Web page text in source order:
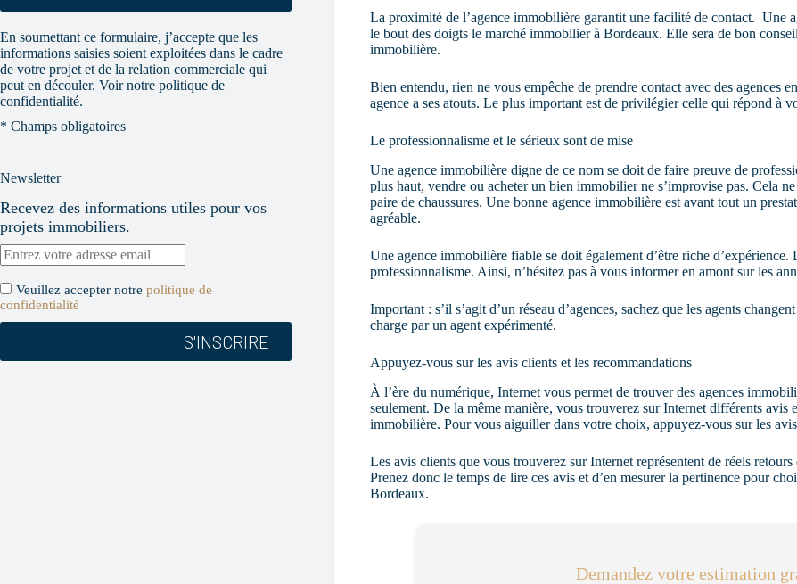
La proximité de l’agence immobilière garantit une facilité de contact. Une
le bout des doigts le marché immobilier à Bordeaux. Elle sera de bon
immobilière.
Bien entendu, rien ne vous empêche de prendre contact avec des agences
agence a ses atouts. Le plus important est de privilégier celle qui répond à
Le professionnalisme et le sérieux sont de mise
Une agence immobilière digne de ce nom se doit de faire preuve de
plus haut, vendre ou acheter un bien immobilier ne s’improvise pas. Cela
paire de chaussures. Une bonne agence immobilière est avant tout un
agréable.
Une agence immobilière fiable se doit également d’être riche d’expérience.
professionnalisme. Ainsi, n’hésitez pas à vous informer en amont sur les
Important : s’il s’agit d’un réseau d’agences, sachez que les agents
charge par un agent expérimenté.
Appuyez-vous sur les avis clients et les recommandations
À l’ère du numérique, Internet vous permet de trouver des agences
seulement. De la même manière, vous trouverez sur Internet différents avis
immobilière. Pour vous aiguiller dans votre choix, appuyez-vous sur les
Les avis clients que vous trouverez sur Internet représentent de réels
Prenez donc le temps de lire ces avis et d’en mesurer la pertinence pour
Bordeaux.
Demandez votre estimation
z
a
i
s
s
e
c
h
m
v
i
d
e
.
En soumettant ce formulaire, j’accepte que les
informations saisies soient exploitées dans le cadre
de votre projet et de la relation commerciale qui
peut en découler. Voir notre politique de
confidentialité.
* Champs obligatoires
Newsletter
Recevez des informations utiles pour vos
projets immobiliers.
Veuillez accepter notre politique de
confidentialité